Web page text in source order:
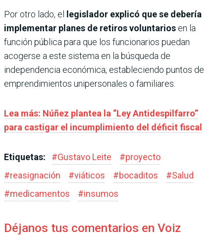
Por otro lado, el
legislador explicó que se debería
implementar planes de retiros voluntarios en la
función pública para que los funcionarios puedan
acogerse a este sistema en la búsqueda de
independencia económica, estableciendo puntos de
emprendimientos unipersonales o familiares.
Lea más: Núñez plantea la “Ley Antidespilfarro”
para castigar el incumplimiento del déficit fiscal
Etiquetas: #Gustavo Leite #proyecto
#reasignación #viáticos #bocaditos #Salud
#medicamentos #insumos
Déjanos tus comentarios en Voiz